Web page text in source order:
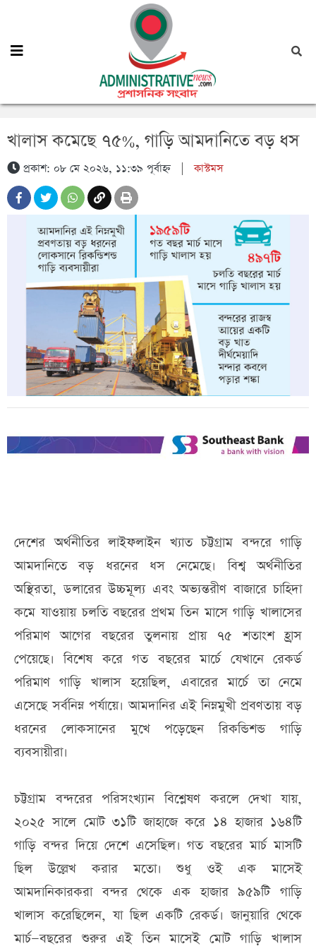
খালাস কমেছে ৭৫%, গাড়ি আমদানিতে বড় ধস
প্রকাশ: ০৮ মে ২০২৬, ১১:৩৯ পূর্বাহ্ন|কাস্টমস
দেশের অর্থনীতির লাইফলাইন খ্যাত চট্টগ্রাম বন্দরে গাড়ি
আমদানিতে বড় ধরনের ধস নেমেছে। বিশ্ব অর্থনীতির
অস্থিরতা, ডলারের উচ্চমূল্য এবং অভ্যন্তরীণ বাজারে চাহিদা
কমে যাওয়ায় চলতি বছরের প্রথম তিন মাসে গাড়ি খালাসের
পরিমাণ আগের বছরের তুলনায় প্রায় ৭৫ শতাংশ হ্রাস
পেয়েছে। বিশেষ করে গত বছরের মার্চে যেখানে রেকর্ড
পরিমাণ গাড়ি খালাস হয়েছিল, এবারের মার্চে তা নেমে
এসেছে সর্বনিম্ন পর্যায়ে। আমদানির এই নিম্নমুখী প্রবণতায় বড়
ধরনের লোকসানের মুখে পড়েছেন রিকন্ডিশন্ড গাড়ি
ব্যবসায়ীরা।
চট্টগ্রাম বন্দরের পরিসংখ্যান বিশ্লেষণ করলে দেখা যায়,
২০২৫ সালে মোট ৩১টি জাহাজে করে ১৪ হাজার ১৬৪টি
গাড়ি বন্দর দিয়ে দেশে এসেছিল। গত বছরের মার্চ মাসটি
ছিল উল্লেখ করার মতো। শুধু ওই এক মাসেই
আমদানিকারকরা বন্দর থেকে এক হাজার ৯৫৯টি গাড়ি
খালাস করেছিলেন, যা ছিল একটি রেকর্ড। জানুয়ারি থেকে
মার্চ—বছরের শুরুর এই তিন মাসেই মোট গাড়ি খালাস